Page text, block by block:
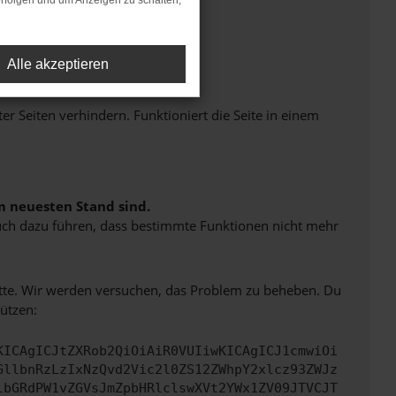
Seiten verhindern. Funktioniert die Seite in einem
neuesten Stand sind.
dazu führen, dass bestimmte Funktionen nicht mehr
Wir werden versuchen, das Problem zu beheben. Du
Alle akzeptieren